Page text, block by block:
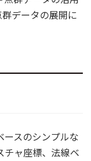
データの展開に
ースのシンプルな
チャ座標、法線ベ